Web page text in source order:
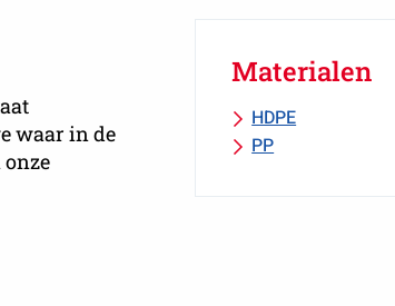
waar in de
Materialen
HDPE
PP